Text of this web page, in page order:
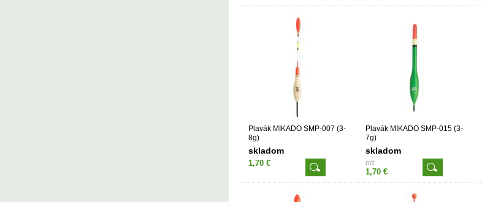
Plavák MIKADO SMP-007 (3-
8g)
skladom
1,70 €
Plavák MIKADO SMP-015 (3-
7g)
skladom
od
1,70 €